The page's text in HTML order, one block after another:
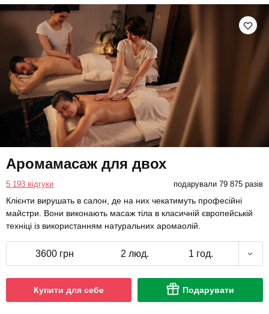
Аромамасаж для двох
5 193 відгуки подарували 79 875 разів
Клієнти вирушать в салон, де на них чекатимуть професійні
майстри. Вони виконають масаж тіла в класичній європейській
техніці із використанням натуральних аромаолій.
3600 грн 2 люд. 1 год.
Купити для себе Подарувати